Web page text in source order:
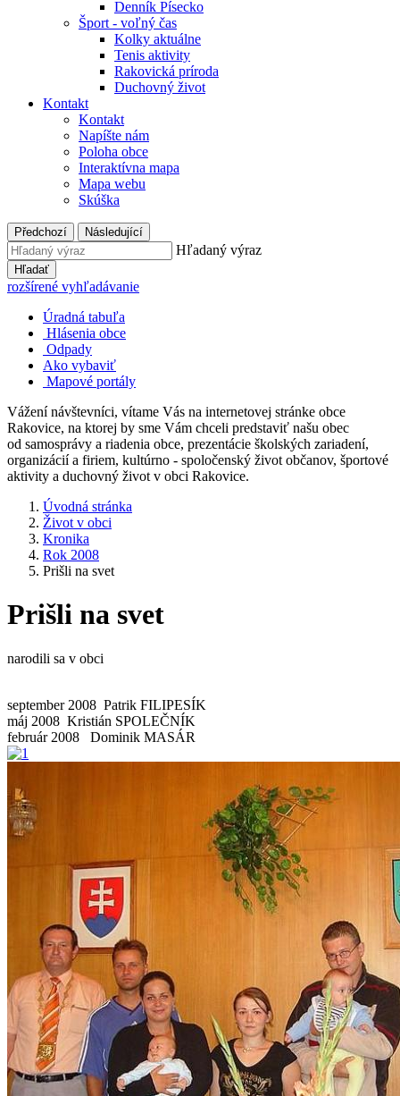
Denník Písecko
Šport - voľný čas
Kolky aktuálne
Tenis aktivity
Rakovická príroda
Duchovný život
Kontakt
Kontakt
Napíšte nám
Poloha obce
Interaktívna mapa
Mapa webu
Skúška
Předchozí Následující
Hľadaný výraz
Hľadať
rozšírené vyhľadávanie
Úradná tabuľa
Hlásenia obce
Odpady
Ako vybaviť
Mapové portály
Vážení návštevníci, vítame Vás na internetovej stránke obce
Rakovice, na ktorej by sme Vám chceli predstaviť našu obec
od samosprávy a riadenia obce, prezentácie školských zariadení,
organizácií a firiem, kultúrno - spoločenský život občanov, športové
aktivity a duchovný život v obci Rakovice.
Úvodná stránka
Život v obci
Kronika
Rok 2008
Prišli na svet
Prišli na svet
narodili sa v obci
september 2008 Patrik FILIPESÍK
máj 2008 Kristián SPOLEČNÍK
február 2008 Dominik MASÁR